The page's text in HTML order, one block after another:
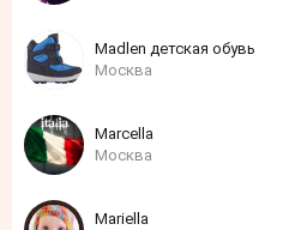
Madlen детская обувь
Москва
Marcella
Москва
Mariella